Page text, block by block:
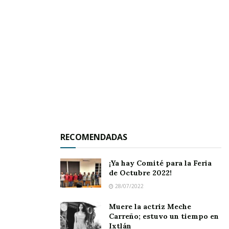
Según se sabe, el director de la Casa de la
Cultura ya lleva notables avances.
formalidad, Agustín Arámbul se ha estado
contactando con grupos, instituciones y
RECOMENDADAS
¡Ya hay Comité para la Feria
de Octubre 2022!
28/07/2022
Muere la actriz Meche
Carreño; estuvo un tiempo en
Ixtlán